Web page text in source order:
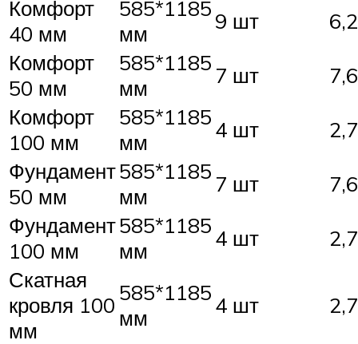
Комфорт
40 мм
585*1185
мм
9 шт
Комфорт
50 мм
585*1185
мм
7 шт
Комфорт
100 мм
585*1185
мм
4 шт
Фундамент
50 мм
585*1185
мм
7 шт
Фундамент
100 мм
585*1185
мм
4 шт
Скатная
кровля 100
мм
585*1185
мм
4 шт